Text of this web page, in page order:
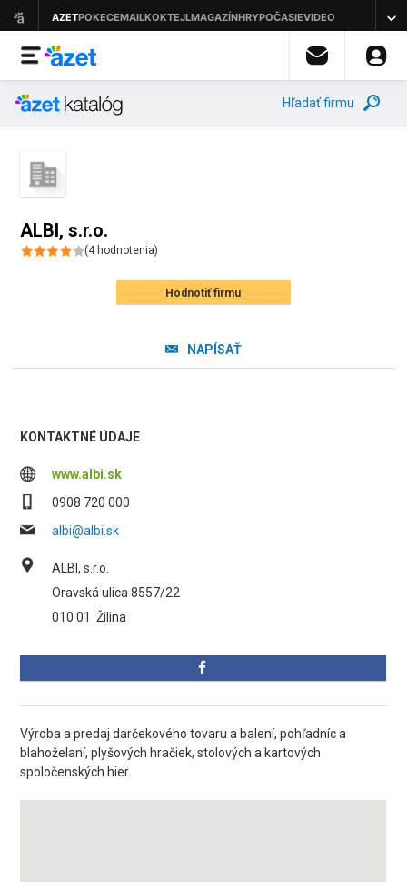
Hľadať firmu
ALBI, s.r.o.
(4hodnotenia)
Hodnotiť firmu
NAPÍSAŤ
KONTAKTNÉ ÚDAJE
www.albi.sk
0908 720 000
albi@albi.sk
ALBI, s.r.o.
Oravská ulica 8557/22
010 01 Žilina
Výroba a predaj darčekového tovaru a balení, pohľadníc a
blahoželaní, plyšových hračiek, stolových a kartových
spoločenských hier.